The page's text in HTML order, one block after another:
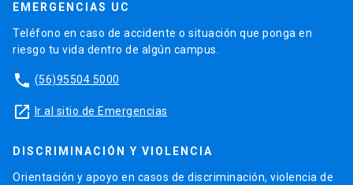
EMERGENCIAS UC
Teléfono en caso de accidente o situación que ponga en
riesgo tu vida dentro de algún campus.
phone (56)95504 5000
launch Ir al sitio de Emergencias
DISCRIMINACIÓN Y VIOLENCIA
Orientación y apoyo en casos de discriminación, violencia de